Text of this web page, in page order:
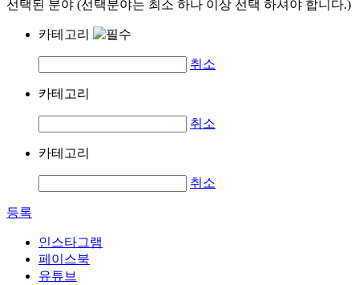
선택된 분야 (선택분야는 최소 하나 이상 선택 하셔야 합니다.)
카테고리
취소
카테고리
취소
카테고리
취소
등록
인스타그램
페이스북
유튜브